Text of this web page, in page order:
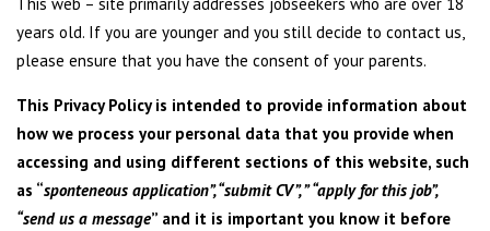
years old. If you are younger and you still decide to contact us,
please ensure that you have the consent of your parents.
This Privacy Policy is intended to provide information about
how we process your personal data that you provide when
accessing and using different sections of this website, such
as “sponteneous application”, “submit CV”, ” “apply for this job”,
“send us a message” and it is important you know it before